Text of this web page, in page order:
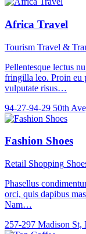
Africa Travel
Tourism Travel &
Pellentesque lectus
fringilla leo. Proin eu
vulputate risus…
94-27-94-29 50th
Fashion Shoes
Retail Shopping
Phasellus
orci, quis dapibus
Nam…
257-297 Madison